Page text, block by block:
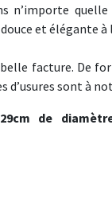
n’importe
et élégante à
facture. De
d’usures sont à
de